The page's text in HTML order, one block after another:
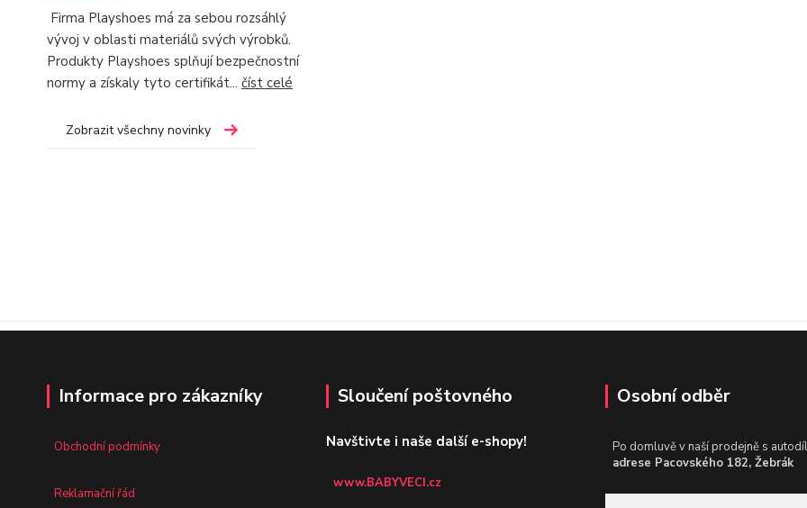
Firma Playshoes má za sebou rozsáhlý
vývoj v oblasti materiálů svých výrobků.
Produkty Playshoes splňují bezpečnostní
normy a získaly tyto certifikát... číst celé
Zobrazit všechny novinky
Informace pro zákazníky
Obchodní podmínky
Reklamační řád
Sloučení poštovného
Navštivte i naše další e-shopy!
www.BABYVECI.cz
Osobní odběr
Po domluvě v naší prodejně s
adrese Pacovského 182, Žebrák